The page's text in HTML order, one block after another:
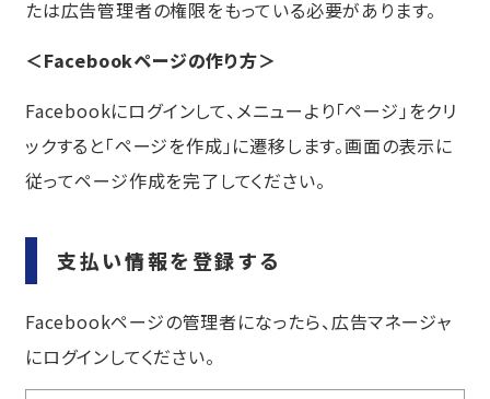
たは広告管理者の権限をもっている必要があります。
＜Facebookページの作り方＞
Facebookにログインして、メニューより「ページ」をクリ
ックすると「ページを作成」に遷移します。画面の表示に
従ってページ作成を完了してください。
支払い情報を登録する
Facebookページの管理者になったら、 広告マネージャ
にログインしてください。